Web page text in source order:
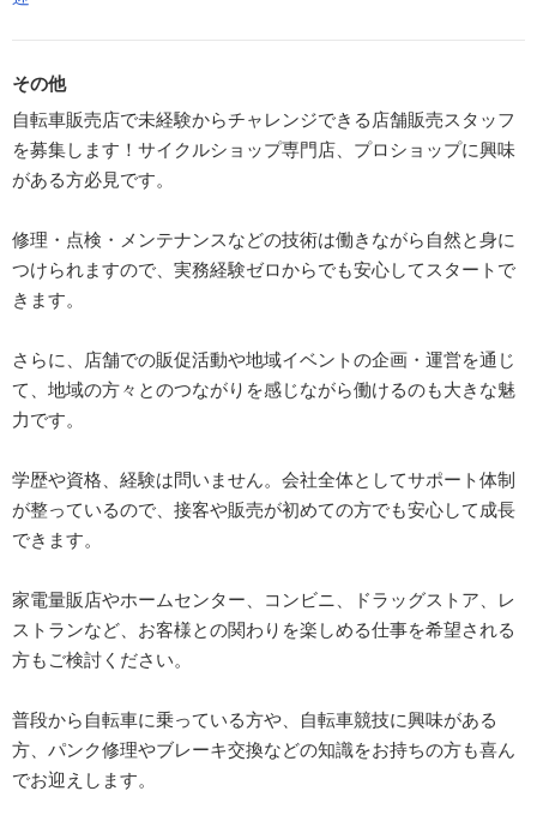
その他
自転車販売店で未経験からチャレンジできる店舗販売スタッフ
を募集します！サイクルショップ専門店、プロショップに興味
がある方必見です。
修理・点検・メンテナンスなどの技術は働きながら自然と身に
つけられますので、実務経験ゼロからでも安心してスタートで
きます。
さらに、店舗での販促活動や地域イベントの企画・運営を通じ
て、地域の方々とのつながりを感じながら働けるのも大きな魅
力です。
学歴や資格、経験は問いません。会社全体としてサポート体制
が整っているので、接客や販売が初めての方でも安心して成長
できます。
家電量販店やホームセンター、コンビニ、ドラッグストア、レ
ストランなど、お客様との関わりを楽しめる仕事を希望される
方もご検討ください。
普段から自転車に乗っている方や、自転車競技に興味がある
方、パンク修理やブレーキ交換などの知識をお持ちの方も喜ん
でお迎えします。